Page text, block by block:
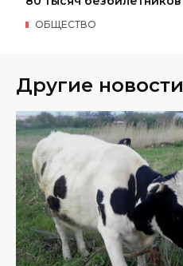
ОБЩЕСТВО
Другие новости